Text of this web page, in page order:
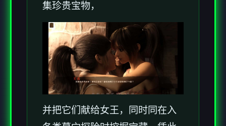
集珍贵宝物，
并把它们献给女王，同时同在入